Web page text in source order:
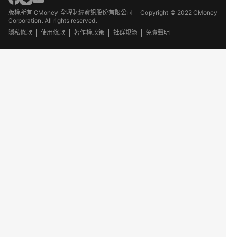
版權所有 CMoney 全曜財經資訊股份有限公司Copyright © 2022 CMoney
Corporation. All rights reserved.
隱私條款
使用條款 著作權政策 社群規範 免責聲明